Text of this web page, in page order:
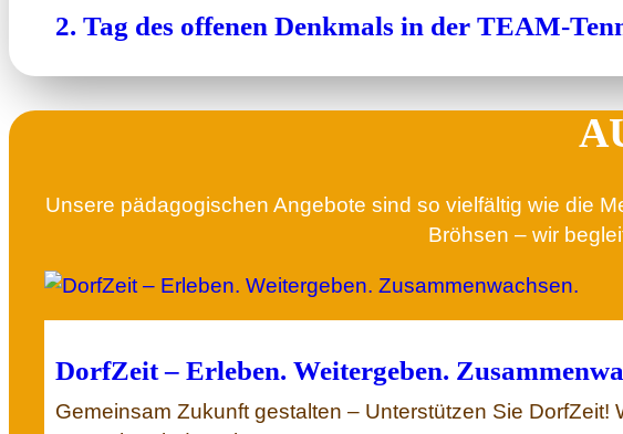
2. Tag des offenen Denkmals in der TEAM-
Unsere pädagogischen Angebote sind so vielfältig wie die
Bröhsen – wir
DorfZeit – Erleben. Weitergeben.
Gemeinsam Zukunft gestalten – Unterstützen Sie